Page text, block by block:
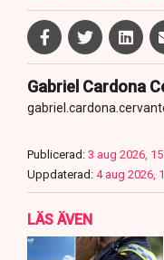
Gabriel Cardona
Publicerad: 3 aug 2026,
Uppdaterad: 4 aug 2026,
LÄS ÄVEN